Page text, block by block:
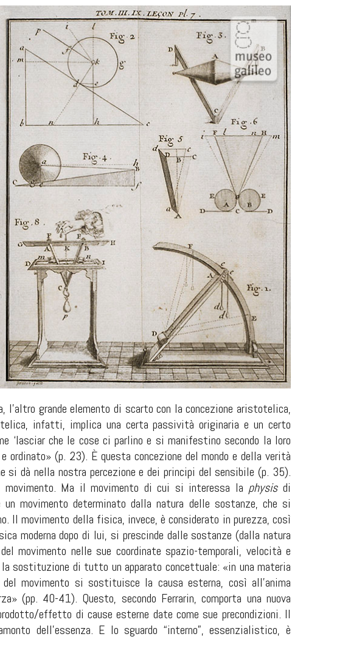
grande elemento di scarto con la concezione aristotelica,
infatti, implica una certa passività originaria e un certo
che le cose ci parlino e si manifestino secondo la loro
(p. 23). È questa concezione del mondo e della verità
dà nella nostra percezione e dei principi del sensibile (p. 35).
Ma il movimento di cui si interessa la physisdi
movimento determinato dalla natura delle sostanze, che si
Il movimento della fisica, invece, è considerato in purezza, così
moderna dopo di lui, si prescinde dalle sostanze (dalla natura
movimento nelle sue coordinate spazio-temporali, velocità e
sostituzione di tutto un apparato concettuale: «in una materia
movimento si sostituisce la causa esterna, così all’anima
40-41). Questo, secondo Ferrarin, comporta una nuova
effetto di cause esterne date come sue precondizioni. Il
dell’essenza. E lo sguardo “interno”, essenzialistico, è